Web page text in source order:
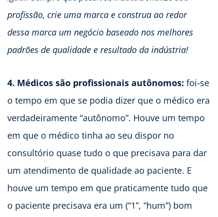
profissão, crie uma marca e construa ao redor
dessa marca um negócio baseado nos melhores
padrões de qualidade e resultado da indústria!
4. Médicos são profissionais autônomos: foi-se
o tempo em que se podia dizer que o médico era
verdadeiramente “autônomo”. Houve um tempo
em que o médico tinha ao seu dispor no
consultório quase tudo o que precisava para dar
um atendimento de qualidade ao paciente. E
houve um tempo em que praticamente tudo que
o paciente precisava era um (“1”, “hum”) bom